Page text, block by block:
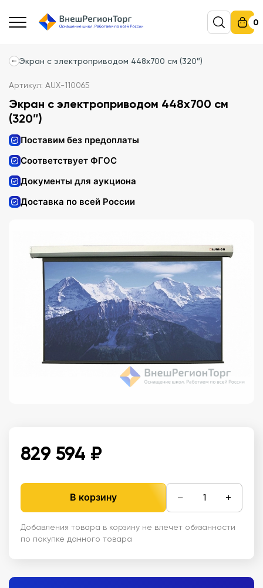
0
Экран с электроприводом 448x700 см (320″)
Артикул: AUX-110065
Экран с электроприводом 448x700 см
(320″)
Поставим без предоплаты
Соответствует ФГОС
Документы для аукциона
Доставка по всей России
829 594 ₽
В корзину − +
Добавления товара в корзину не влечет обязанности
по покупке данного товара